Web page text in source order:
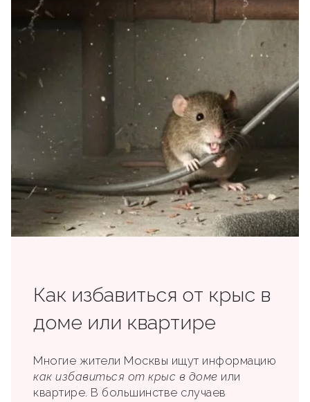
Как избавиться от крыс в
доме или квартире
Многие жители Москвы ищут информацию
как избавиться от крыс в доме или
квартире. В большинстве случаев